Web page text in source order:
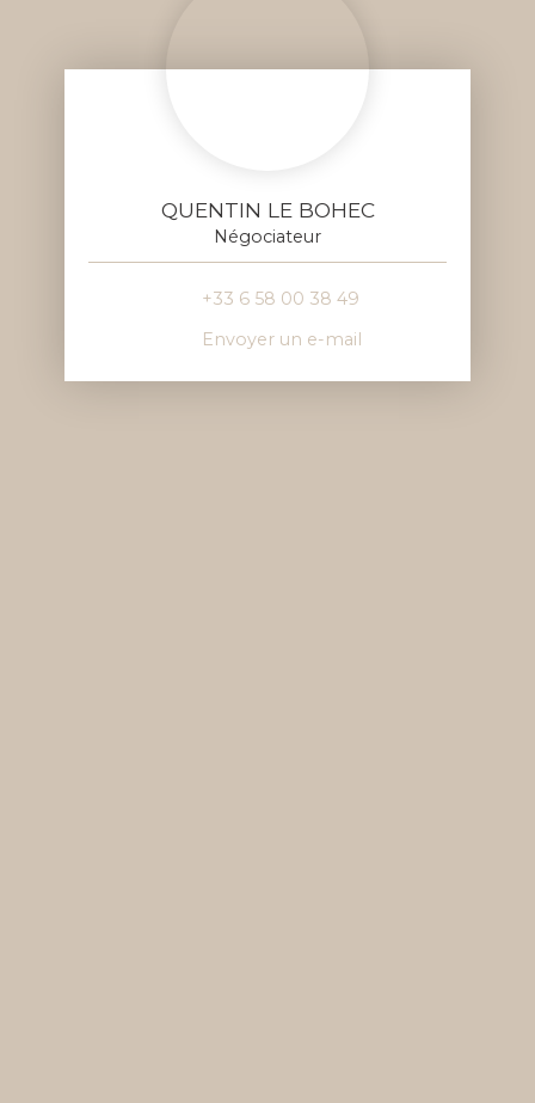
QUENTIN LE BOHEC
Négociateur
+33 6 58 00 38 49
Envoyer un e-mail